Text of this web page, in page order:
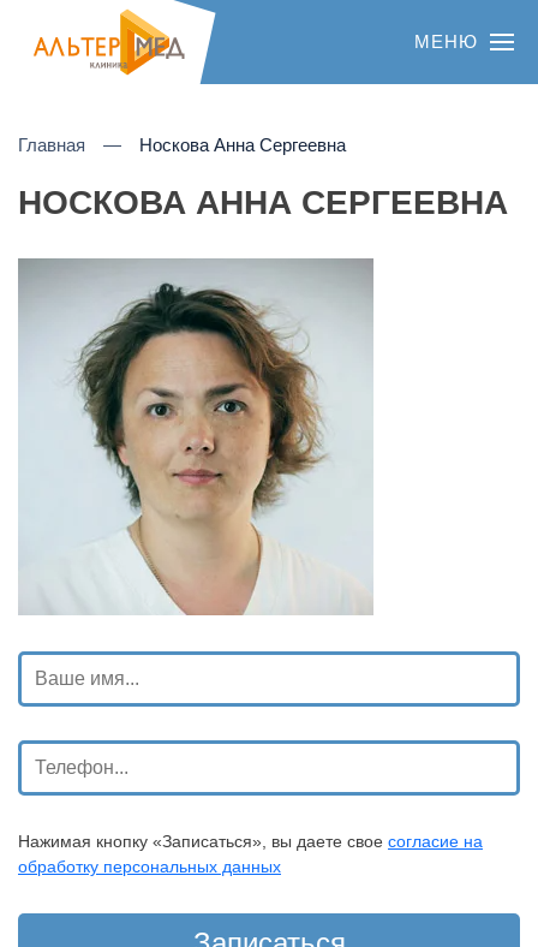
МЕНЮ
Главная Носкова Анна Сергеевна
НОСКОВА АННА СЕРГЕЕВНА
Нажимая кнопку «Записаться», вы даете свое согласие на
обработку персональных данных